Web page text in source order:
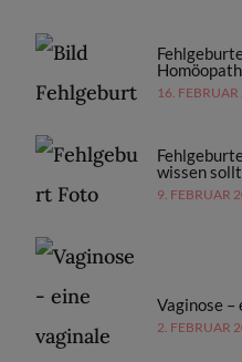
16.
wissen
9. FEBRUAR
Vaginose
2. FEBRUAR